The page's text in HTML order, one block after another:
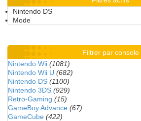
Nintendo DS
Mode
Filtrer par console
Nintendo Wii (1081)
Nintendo Wii U (682)
Nintendo DS (1100)
Nintendo 3DS (929)
Retro-Gaming (15)
GameBoy Advance (67)
GameCube (422)